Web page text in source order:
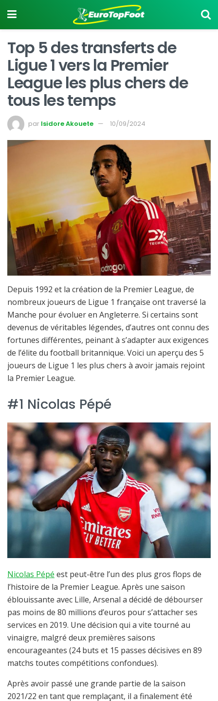
Top 5 des transferts de
Ligue 1 vers la Premier
League les plus chers de
tous les temps
par Isidore Akouete 10/09/2024
Depuis 1992 et la création de la Premier League, de
nombreux joueurs de Ligue 1 française ont traversé la
Manche pour évoluer en Angleterre. Si certains sont
devenus de véritables légendes, d’autres ont connu des
fortunes différentes, peinant à s’adapter aux exigences
de l’élite du football britannique. Voici un aperçu des 5
joueurs de Ligue 1 les plus chers à avoir jamais rejoint
la Premier League.
#1 Nicolas Pépé
Nicolas Pépé est peut-être l’un des plus gros flops de
l’histoire de la Premier League. Après une saison
éblouissante avec Lille, Arsenal a décidé de débourser
pas moins de 80 millions d’euros pour s’attacher ses
services en 2019. Une décision qui a vite tourné au
vinaigre, malgré deux premières saisons
encourageantes (24 buts et 15 passes décisives en 89
matchs toutes compétitions confondues).
Après avoir passé une grande partie de la saison
2021/22 en tant que remplaçant, il a finalement été